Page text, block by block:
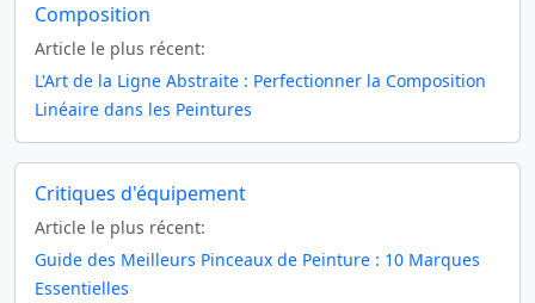
Composition
Article le plus récent:
L'Art de la Ligne Abstraite : Perfectionner la Composition
Linéaire dans les Peintures
Critiques d'équipement
Article le plus récent:
Guide des Meilleurs Pinceaux de Peinture : 10 Marques
Essentielles